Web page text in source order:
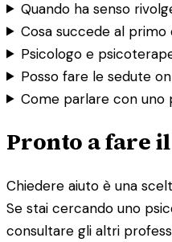
Quando ha senso
Cosa succede al primo
Psicologo e
Posso fare le sedute
Come parlare con uno
Pronto a fare
Chiedere aiuto è una
Se stai cercando uno
consultare gli altri